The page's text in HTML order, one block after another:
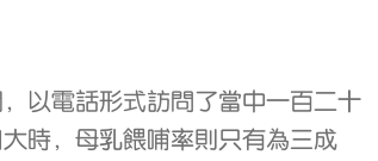
以電話形式訪問了當中一百二十
時，母乳餵哺率則只有為三成